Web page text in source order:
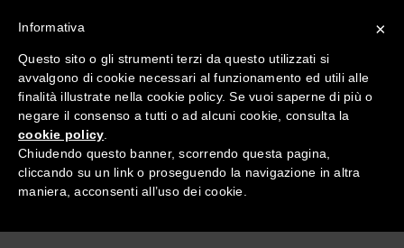
Tutte le categorie
×
Informativa
Questo sito o gli strumenti terzi da questo utilizzati si
avvalgono di cookie necessari al funzionamento ed utili alle
finalità illustrate nella cookie policy. Se vuoi saperne di più o
negare il consenso a tutti o ad alcuni cookie, consulta la
cookie policy
Chiudendo questo banner, scorrendo questa pagina,
cliccando su un link o proseguendo la navigazione in altra
maniera, acconsenti all’uso dei cookie.